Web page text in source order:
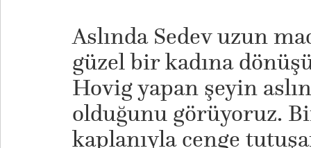
Aslında Sedev uzun
güzel bir kadına
Hovig yapan şeyin
olduğunu görüyoruz.
kaplanıyla cenge